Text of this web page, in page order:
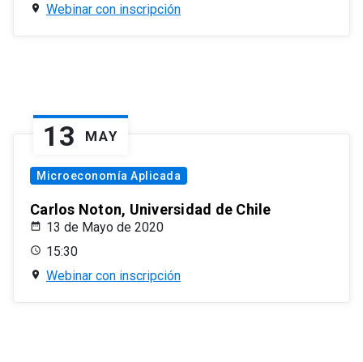
Webinar con inscripción
13 MAY
Microeconomía Aplicada
Carlos Noton, Universidad de Chile
13 de Mayo de 2020
15:30
Webinar con inscripción